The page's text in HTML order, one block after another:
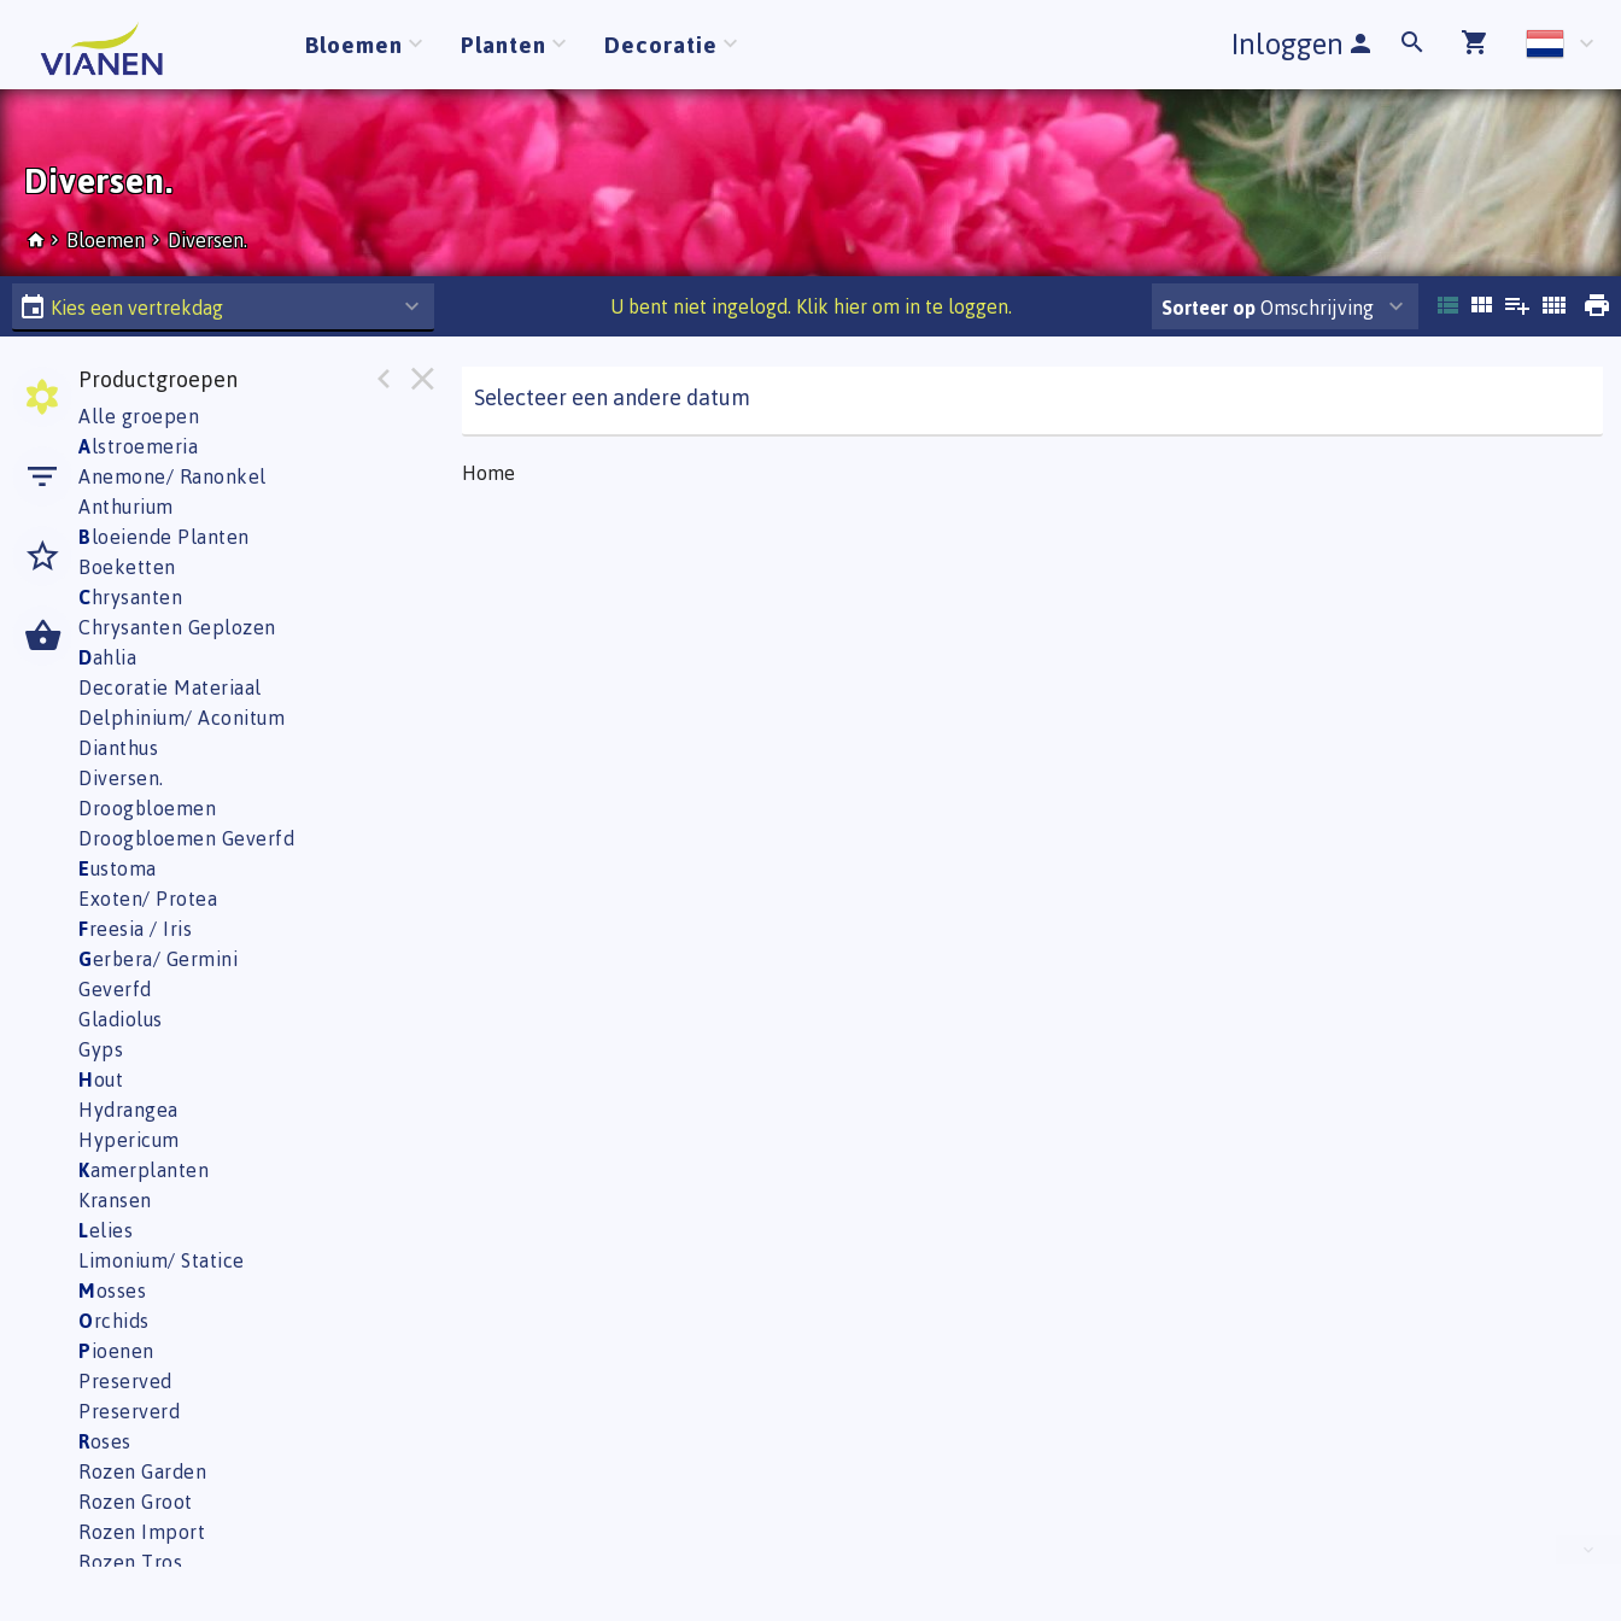
Bloemen Planten Decoratie Inloggen
Diversen.
Bloemen Diversen.
Kies een vertrekdag U bent niet ingelogd. Klik hier om in te loggen. Sorteer op Omschrijving
Productgroepen
Alle groepen
Alstroemeria
Anemone/ Ranonkel
Anthurium
Bloeiende Planten
Boeketten
C hrysanten
Chrysanten Geplozen
Dahlia
Decoratie Materiaal
Delphinium/ Aconitum
Dianthus
Diversen.
Droogbloemen
Droogbloemen Geverfd
Eustoma
Exoten/ Protea
Freesia / Iris
Gerbera/ Germini
Geverfd
Gladiolus
Gyps
Hout
Hydrangea
Hypericum
Kamerplanten
Kransen
Lelies
Limonium/ Statice
Mosses
Orchids
Pioenen
Preserved
Preserverd
Roses
Rozen Garden
Rozen Groot
Rozen Import
Rozen Tros
Selecteer een andere datum
Home